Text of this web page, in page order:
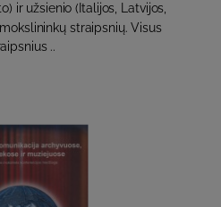
ir užsienio (Italijos, Latvijos,
mokslininkų straipsnių. Visus
..